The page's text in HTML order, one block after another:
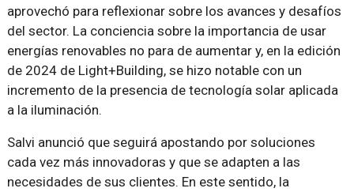
aprovechó para reflexionar sobre los avances y desafíos
del sector. La conciencia sobre la importancia de usar
energías renovables no para de aumentar y, en la edición
de 2024 de Light+Building, se hizo notable con un
incremento de la presencia de tecnología solar aplicada
a la iluminación.
Salvi anunció que seguirá apostando por soluciones
cada vez más innovadoras y que se adapten a las
necesidades de sus clientes. En este sentido, la